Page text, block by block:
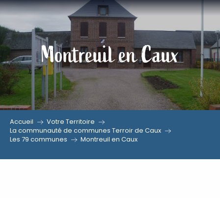
au
contenu
principal
Montreuil en Caux
Accueil
Votre Territoire
La communauté de communes Terroir de Caux
Les 79 communes
Montreuil en Caux